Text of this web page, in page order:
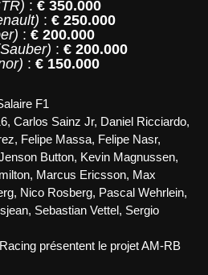
: € 350.000
: € 250.000
: € 200.000
: € 200.000
: € 150.000
F1
,Carlos Sainz Jr, Daniel Ricciardo,
, Felipe Massa, Felipe Nasr,
Button, Kevin Magnussen,
, Marcus Ericsson, Max
, Nico Rosberg, Pascal Wehrlein,
, Sebastian Vettel, Sergio
présentent le projet AM-RB